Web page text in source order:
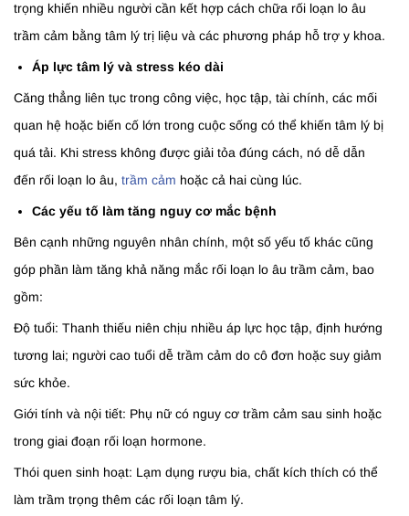
trọng khiến nhiều người cần kết hợp cách chữa rối loạn lo âu
trầm cảm bằng tâm lý trị liệu và các phương pháp hỗ trợ y khoa.
Áp lực tâm lý và stress kéo dài
Căng thẳng liên tục trong công việc, học tập, tài chính, các mối
quan hệ hoặc biến cố lớn trong cuộc sống có thể khiến tâm lý bị
quá tải. Khi stress không được giải tỏa đúng cách, nó dễ dẫn
đến rối loạn lo âu, trầm cảm hoặc cả hai cùng lúc.
Các yếu tố làm tăng nguy cơ mắc bệnh
Bên cạnh những nguyên nhân chính, một số yếu tố khác cũng
góp phần làm tăng khả năng mắc rối loạn lo âu trầm cảm, bao
gồm:
Độ tuổi: Thanh thiếu niên chịu nhiều áp lực học tập, định hướng
tương lai; người cao tuổi dễ trầm cảm do cô đơn hoặc suy giảm
sức khỏe.
Giới tính và nội tiết: Phụ nữ có nguy cơ trầm cảm sau sinh hoặc
trong giai đoạn rối loạn hormone.
Thói quen sinh hoạt: Lạm dụng rượu bia, chất kích thích có thể
làm trầm trọng thêm các rối loạn tâm lý.